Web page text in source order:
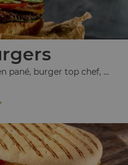
pané, burger top chef, ...